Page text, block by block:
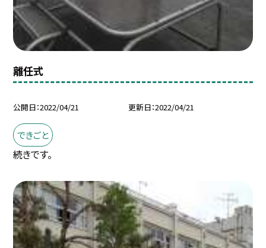
離任式
公開日 2022/04/21 更新日 2022/04/21
できごと
続きです。